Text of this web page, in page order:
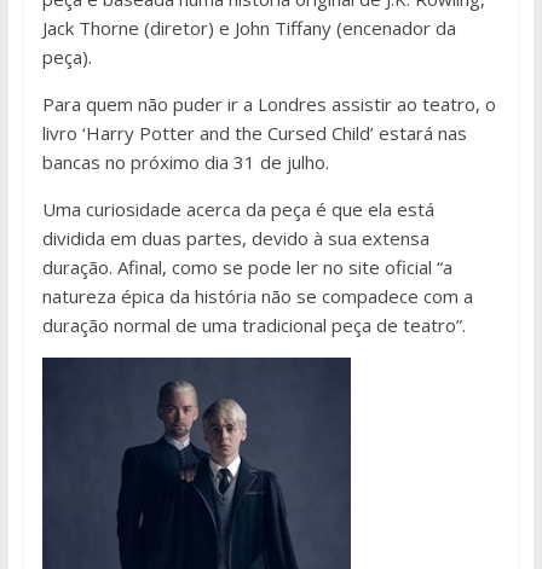
Jack Thorne (diretor) e John Tiffany (encenador da
peça).
Para quem não puder ir a Londres assistir ao teatro, o
livro ‘Harry Potter and the Cursed Child’ estará nas
bancas no próximo dia 31 de julho.
Uma curiosidade acerca da peça é que ela está
dividida em duas partes, devido à sua extensa
duração. Afinal, como se pode ler no site oficial “a
natureza épica da história não se compadece com a
duração normal de uma tradicional peça de teatro”.